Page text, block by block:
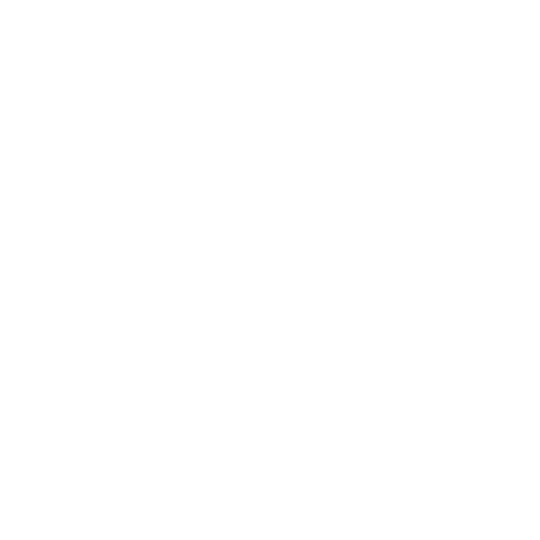
lo usual, salimos juntos o los espero, pero hoy no
miedo de llegar tarde y decepcionarlo. No sé si
me han roto el corazón, sin embargo, tengo ya